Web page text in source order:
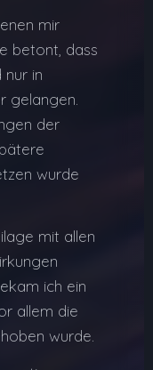
mir
betont, dass
in
gelangen.
der
wurde
mit allen
ich ein
allem die
wurde.